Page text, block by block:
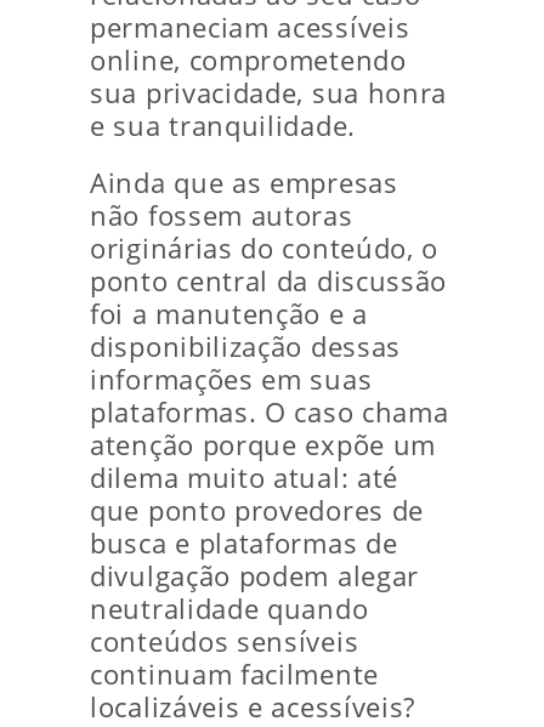
permaneciam acessíveis
online, comprometendo
sua privacidade, sua honra
e sua tranquilidade.
Ainda que as empresas
não fossem autoras
originárias do conteúdo, o
ponto central da discussão
foi a manutenção e a
disponibilização dessas
informações em suas
plataformas. O caso chama
atenção porque expõe um
dilema muito atual: até
que ponto provedores de
busca e plataformas de
divulgação podem alegar
neutralidade quando
conteúdos sensíveis
continuam facilmente
localizáveis e acessíveis?